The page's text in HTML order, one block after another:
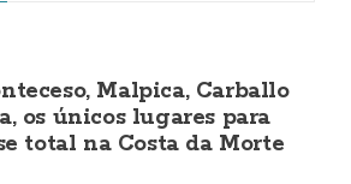
Malpica, Carballo
os únicos lugares para
total na Costa da Morte